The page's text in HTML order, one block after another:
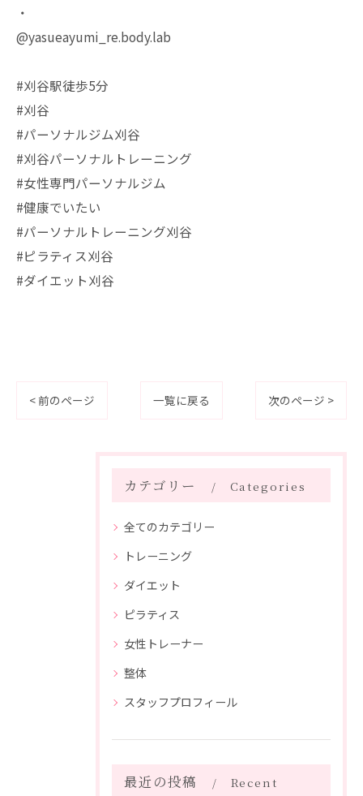
・
@yasueayumi_re.body.lab
#刈谷駅徒歩5分
#刈谷
#パーソナルジム刈谷
#刈谷パーソナルトレーニング
#女性専門パーソナルジム
#健康でいたい
#パーソナルトレーニング刈谷
#ピラティス刈谷
#ダイエット刈谷
< 前のページ 一覧に戻る 次のページ >
カテゴリー Categories
全てのカテゴリー
トレーニング
ダイエット
ピラティス
女性トレーナー
整体
スタッフプロフィール
最近の投稿
Recent